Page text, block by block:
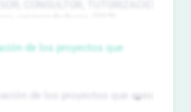
de los proyectos que